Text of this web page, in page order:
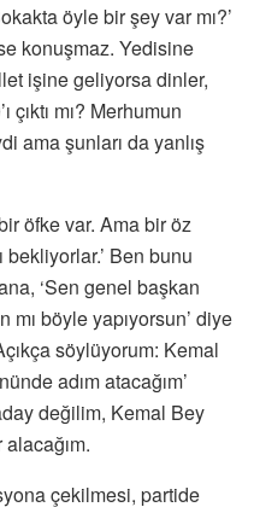
öyle bir şey var mı?’
konuşmaz. Yedisine
işine geliyorsa dinler,
çıktı mı? Merhumun
ama şunları da yanlış
öfke var. Ama bir öz
bekliyorlar.’ Ben bunu
‘Sen genel başkan
mı böyle yapıyorsun’ diye
söylüyorum: Kemal
adım atacağım’
değilim, Kemal Bey
çekilmesi, partide